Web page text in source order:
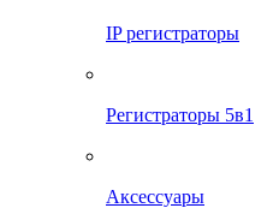
IP регистраторы
Регистраторы 5в1
Аксессуары